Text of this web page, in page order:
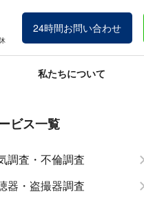
24時間お問い合わせ
私たちについて
ビス一覧
調査・不倫調査
器・盗撮器調査